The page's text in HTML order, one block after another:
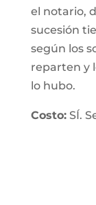
el notario,
sucesión
según los
reparten y
lo hubo.
Costo:SÍ.